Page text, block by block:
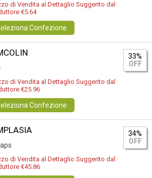
di Vendita al Dettaglio Suggerito dal
€5.64
Confezione
33%
OFF
di Vendita al Dettaglio Suggerito dal
€25.96
Confezione
34%
OFF
di Vendita al Dettaglio Suggerito dal
€45.86